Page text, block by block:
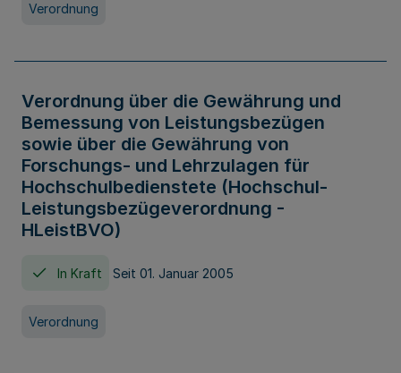
Verordnung
Verordnung über die Gewährung und
Bemessung von Leistungsbezügen
sowie über die Gewährung von
Forschungs- und Lehrzulagen für
Hochschulbedienstete (Hochschul-
Leistungsbezügeverordnung -
HLeistBVO)
In Kraft Seit 01. Januar 2005
Verordnung